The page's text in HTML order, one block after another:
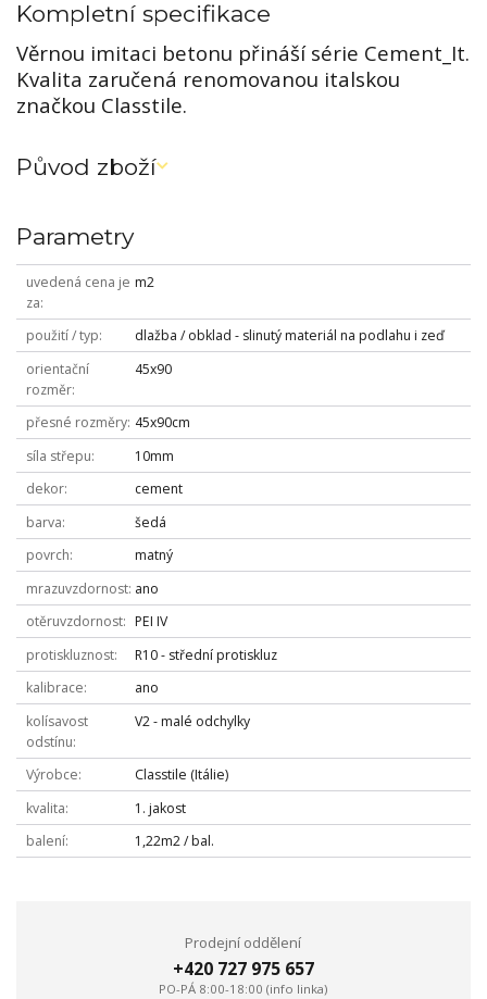
Kompletní specifikace
Věrnou imitaci betonu přináší série Cement_It.
Kvalita zaručená renomovanou italskou
značkou Classtile.
Původ zboží
Parametry
uvedená cena je
za
m2
použití / typ
dlažba / obklad - slinutý materiál na podlahu i zeď
orientační
rozměr
45x90
přesné rozměry 45x90cm
síla střepu
10mm
dekor
cement
barva
šedá
povrch
matný
mrazuvzdornost ano
otěruvzdornost
PEI IV
protiskluznost
R10 - střední protiskluz
kalibrace
ano
kolísavost
odstínu
V2 - malé odchylky
Výrobce
Classtile (Itálie)
kvalita
1. jakost
balení
1,22m2 / bal.
Prodejní oddělení
+420 727 975 657
PO-PÁ 8:00-18:00 (info linka)